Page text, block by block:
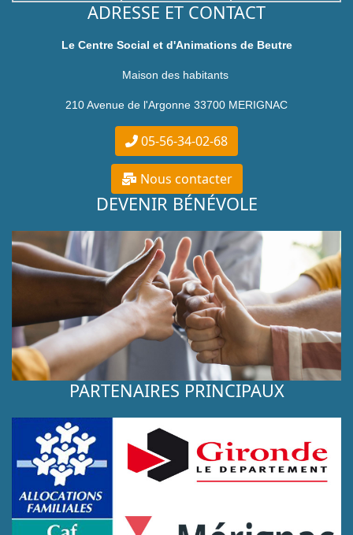
ADRESSE ET CONTACT
Le Centre Social et d'Animations de Beutre
Maison des habitants
210 Avenue de l'Argonne 33700 MERIGNAC
05-56-34-02-68
Nous contacter
DEVENIR BÉNÉVOLE
PARTENAIRES PRINCIPAUX